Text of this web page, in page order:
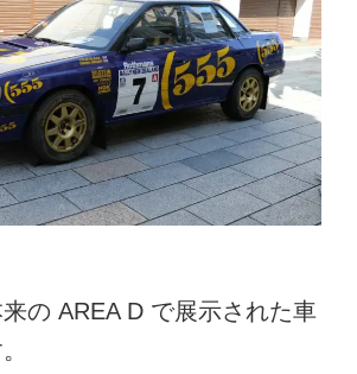
の AREA D で展示された車